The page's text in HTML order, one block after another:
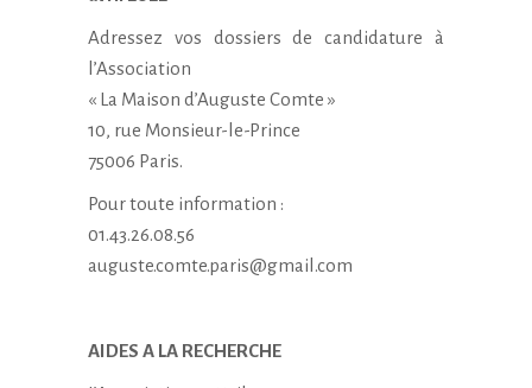
Adressez vos dossiers de candidature à
l’Association
« La Maison d’Auguste Comte »
10, rue Monsieur-le-Prince
75006 Paris.
Pour toute information :
01.43.26.08.56
auguste.comte.paris@gmail.com
AIDES A LA RECHERCHE